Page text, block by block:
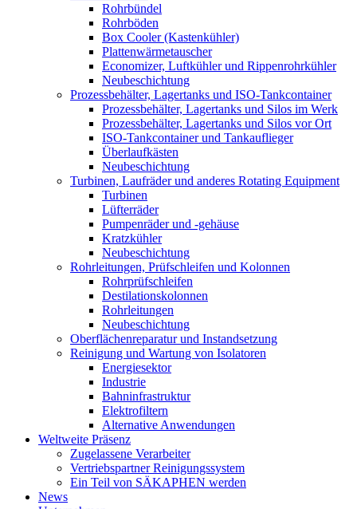
Rohrbündel
Rohrböden
Box Cooler (Kastenkühler)
Plattenwärmetauscher
Economizer, Luftkühler und Rippenrohrkühler
Neubeschichtung
Prozessbehälter, Lagertanks und ISO-Tankcontainer
Prozessbehälter, Lagertanks und Silos im Werk
Prozessbehälter, Lagertanks und Silos vor Ort
ISO-Tankcontainer und Tankauflieger
Überlaufkästen
Neubeschichtung
Turbinen, Laufräder und anderes Rotating Equipment
Turbinen
Lüfterräder
Pumpenräder und -gehäuse
Kratzkühler
Neubeschichtung
Rohrleitungen, Prüfschleifen und Kolonnen
Rohrprüfschleifen
Destilationskolonnen
Rohrleitungen
Neubeschichtung
Oberflächenreparatur und Instandsetzung
Reinigung und Wartung von Isolatoren
Energiesektor
Industrie
Bahninfrastruktur
Elektrofiltern
Alternative Anwendungen
Weltweite Präsenz
Zugelassene Verarbeiter
Vertriebspartner Reinigungssystem
Ein Teil von SÄKAPHEN werden
News